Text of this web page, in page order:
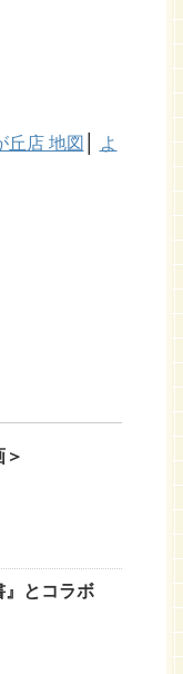
丘店 地図
よ
』とコラボ